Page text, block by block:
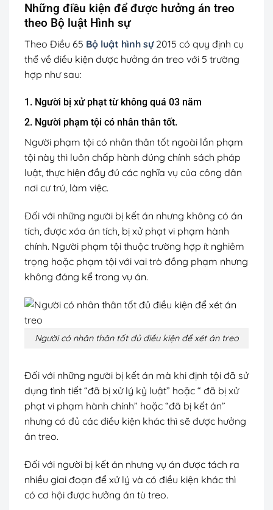
Những điều kiện để được hưởng án treo
theo Bộ luật Hình sự
Theo Điều 65 Bộ luật hình sự2015 có quy định cụ
thể về điều kiện được hưởng án treo với 5 trường
hợp như sau:
1. Người bị xử phạt từ không quá 03 năm
2. Người phạm tội có nhân thân tốt.
Người phạm tội có nhân thân tốt ngoài lần phạm
tội này thì luôn chấp hành đúng chính sách pháp
luật, thực hiện đầy đủ các nghĩa vụ của công dân
nơi cư trú, làm việc.
Đối với những người bị kết án nhưng không có án
tích, được xóa án tích, bị xử phạt vi phạm hành
chính. Người phạm tội thuộc trường hợp ít nghiêm
trọng hoặc phạm tội với vai trò đồng phạm nhưng
không đáng kể trong vụ án.
Người có nhân thân tốt đủ điều kiện để xét án treo
Đối với những người bị kết án mà khi định tội đã sử
dụng tình tiết “đã bị xử lý kỷ luật” hoặc “ đã bị xử
phạt vi phạm hành chính” hoặc “đã bị kết án”
nhưng có đủ các điều kiện khác thì sẽ được hưởng
án treo.
Đối với người bị kết án nhưng vụ án được tách ra
nhiều giai đoạn để xử lý và có điều kiện khác thì
có cơ hội được hưởng án tù treo.